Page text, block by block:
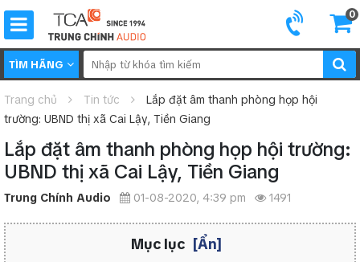
0
TÌM HÃNG
Trang chủ Tin tức
Lắp đặt âm thanh phòng họp hội
trường: UBND thị xã Cai Lậy, Tiền Giang
Lắp đặt âm thanh phòng họp hội trường:
UBND thị xã Cai Lậy, Tiền Giang
Trung Chính Audio 01-08-2020, 4:39 pm 1491
Mục lục [Ẩn]